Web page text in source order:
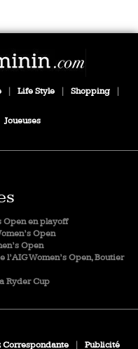
Life Style Shopping
Joueuses
Open en playoff
Open
Open
Women’s Open, Boutier
Ryder Cup
Correspondante Publicité